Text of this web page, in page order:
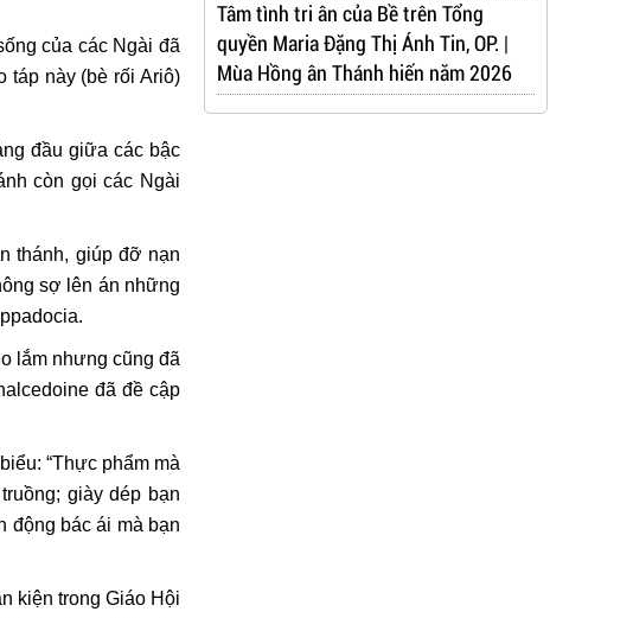
của các Ngài đã
táp này (bè rối Ariô)
đầu giữa các bậc
còn gọi các Ngài
thánh, giúp đỡ nạn
sợ lên án những
lắm nhưng cũng đã
đã đề cập
“Thực phẩm mà
giày dép bạn
động bác ái mà bạn
kiện trong Giáo Hội
Tâm tình tri ân của Bề trên Tổng
quyền Maria Đặng Thị Ánh Tin, OP. |
Mùa Hồng ân Thánh hiến năm 2026